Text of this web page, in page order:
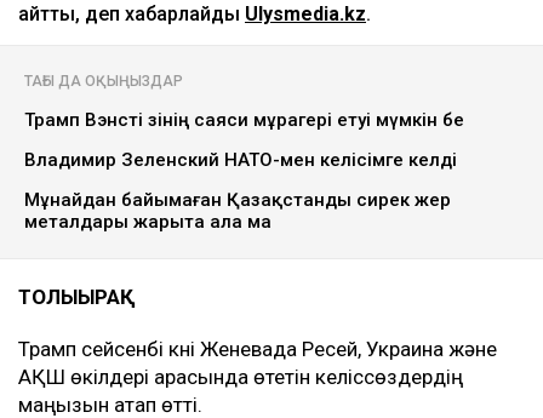
айтты, деп хабарлайды Ulysmedia.kz.
ТАҒЫ ДА ОҚЫҢЫЗДАР
Трамп Вэнсті өзінің саяси мұрагері етуі мүмкін бе
Владимир Зеленский НАТО-мен келісімге келді
Мұнайдан байымаған Қазақстанды сирек жер
металдары жарыта ала ма
ТОЛЫҒЫРАҚ
Трамп сейсенбі күні Женевада Ресей, Украина және
АҚШ өкілдері арасында өтетін келіссөздердің
маңызын атап өтті.